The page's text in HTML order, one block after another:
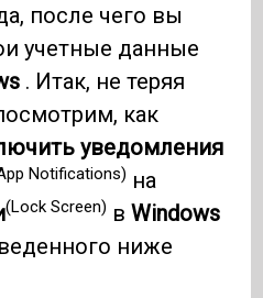
после чего вы
учетные данные
. Итак, не теряя
как
уведомления
Notifications) на
(Lock Screen) вWindows
ниже